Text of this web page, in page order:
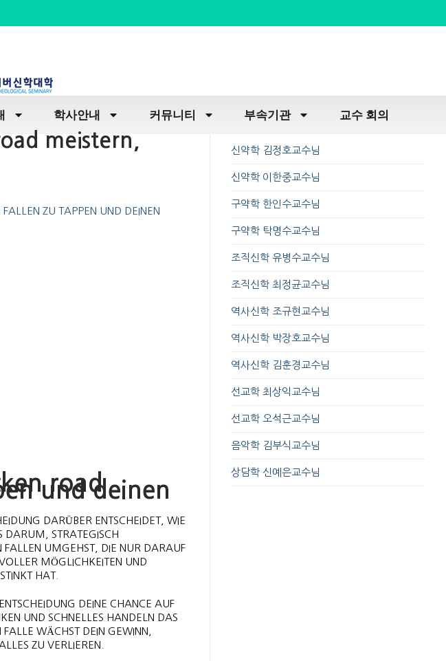
학사안내 커뮤니티 부속기관 교수 회의
meistern,
ZU TAPPEN UND DEINEN
road
und deinen
DARÜBER ENTSCHEIDET, WIE
DARUM, STRATEGISCH
FALLEN UMGEHST, DIE NUR DARAUF
MÖGLICHKEITEN UND
HAT.
DEINE CHANCE AUF
UND SCHNELLES HANDELN DAS M
WÄCHST DEIN GEWINN, J
ZU VERLIEREN.
신약학 김정호교수님
신약학 이한중교수님
구약학 한인수교수님
구약학 탁명수교수님
조직신학 유병수교수님
조직신학 최정균교수님
역사신학 조규현교수님
역사신학 박장호교수님
역사신학 김훈경교수님
선교학 최상익교수님
선교학 오석근교수님
음악학 김부식교수님
상담학 신예은교수님